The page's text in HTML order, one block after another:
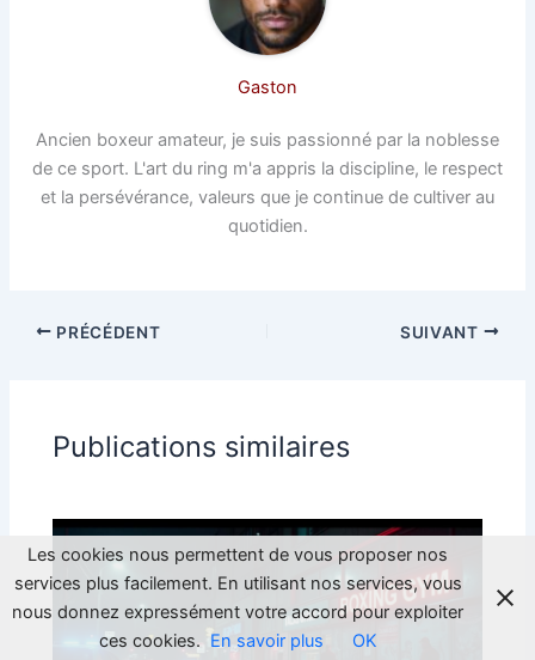
Gaston
Ancien boxeur amateur, je suis passionné par la noblesse
de ce sport. L'art du ring m'a appris la discipline, le respect
et la persévérance, valeurs que je continue de cultiver au
quotidien.
PRÉCÉDENT SUIVANT
Publications similaires
Les cookies nous permettent de vous proposer nos
services plus facilement. En utilisant nos services, vous
nous donnez expressément votre accord pour exploiter
ces cookies. En savoir plus OK